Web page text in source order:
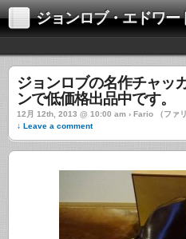
ジョンロブ・エドワードグリーンなど
ジョンロブの名作チャッ
ンで低価格出品中です。
12月 12th, 2013 @ 10:00 am › Fario （ファリ
↓ Leave a comment